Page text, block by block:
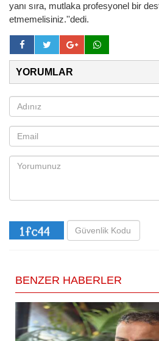
yanı sıra, mutlaka profesyonel bir
etmemelisiniz.''dedi.
YORUMLAR
BENZER HABERLER